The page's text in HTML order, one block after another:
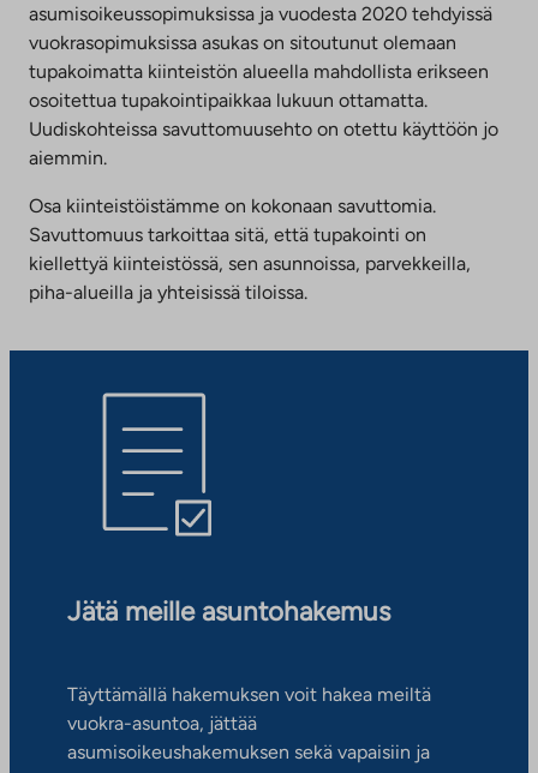
asumisoikeussopimuksissa ja vuodesta 2020 tehdyissä
vuokrasopimuksissa asukas on sitoutunut olemaan
tupakoimatta kiinteistön alueella mahdollista erikseen
osoitettua tupakointipaikkaa lukuun ottamatta.
Uudiskohteissa savuttomuusehto on otettu käyttöön jo
aiemmin.
Osa kiinteistöistämme on kokonaan savuttomia.
Savuttomuus tarkoittaa sitä, että tupakointi on
kiellettyä kiinteistössä, sen asunnoissa, parvekkeilla,
piha-alueilla ja yhteisissä tiloissa.
Jätä meille asuntohakemus
Täyttämällä hakemuksen voit hakea meiltä
vuokra-asuntoa, jättää
asumisoikeushakemuksen sekä vapaisiin ja